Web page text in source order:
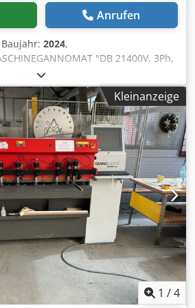
erreichen
Daten: Werkstückbreite X: 60 - 1000
75 kg Schnelle Bearbeitung: 21
Einheit: 8,3 mm Sägeblattbreite
5,5 kW (S1), mit
Kompakte Stellfläche: weniger als
enthalten: - Bohrwerkzeuge sowie
und Werkzeug für die Arbeiten in
Zusätzliche Software: -
1.000 EUR (Installation
Gannomat gegen separates Entgelt)
effiziente Abläufe: 1.000 EUR
durch Gannomat gegen
Wenig Betriebsstunden Der
sich zuzüglich MwSt. Dcsdpfx
Anrufen
Baujahr: 2024,
"DB 21400V, 3Ph,
in Standardausführung mit:-
mit Impulsbetrieb
Bohren-Entspannen, elektrischer
Rücklauf der Bohreinheit
Bohrtiefe.- Automatische
beim stirnseitigen Bohren.
der Bohrlochtiefe von
Bohrungen (+ 10 mm z. B.
Bohrtiefe Flachseite 14 mm und
mm).- 1 Bohrbalken mit 21
mm, Motor 1,5 kW (Bohrvorschub 0-
Schnellwechselfutter (System Ganner)
der Bohrer.- Einfaches
von 0° auf 90°, unterstützt
Spannerträger verschiebbar in Y-
Spannzylinder, für
80 mm. Ideales Anschlagsystem
Kleinanzeige
1 /4